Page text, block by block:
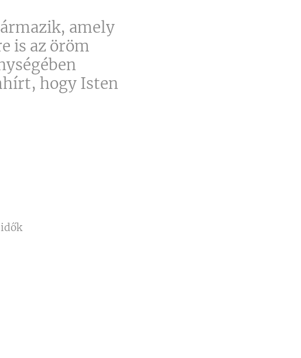
amely
is az öröm
hogy Isten